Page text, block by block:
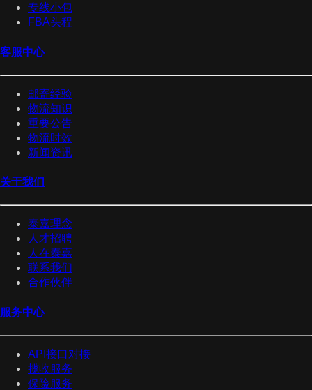
专线小包
FBA头程
客服中心
邮寄经验
物流知识
重要公告
物流时效
新闻资讯
关于我们
泰嘉理念
人才招聘
人在泰嘉
联系我们
合作伙伴
服务中心
API接口对接
揽收服务
保险服务